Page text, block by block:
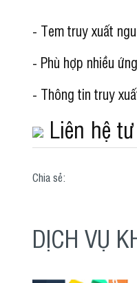
- Tem truy xuất
- Phù hợp nhiều
- Thông tin truy
Liên hệ
Chia sẻ:
DỊCH VỤ